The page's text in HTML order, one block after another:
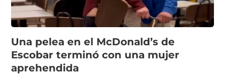
Una pelea en el McDonald’s de
Escobar terminó con una mujer
aprehendida